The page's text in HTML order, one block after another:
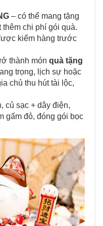
– có thể mang tặng
chi phí gói quà.
kiểm hàng trước
thành món quà tặng
trọng, lịch sự hoặc
chủ thu hút tài lộc,
củ sạc + dây điện,
gấm đỏ, đóng gói bọc